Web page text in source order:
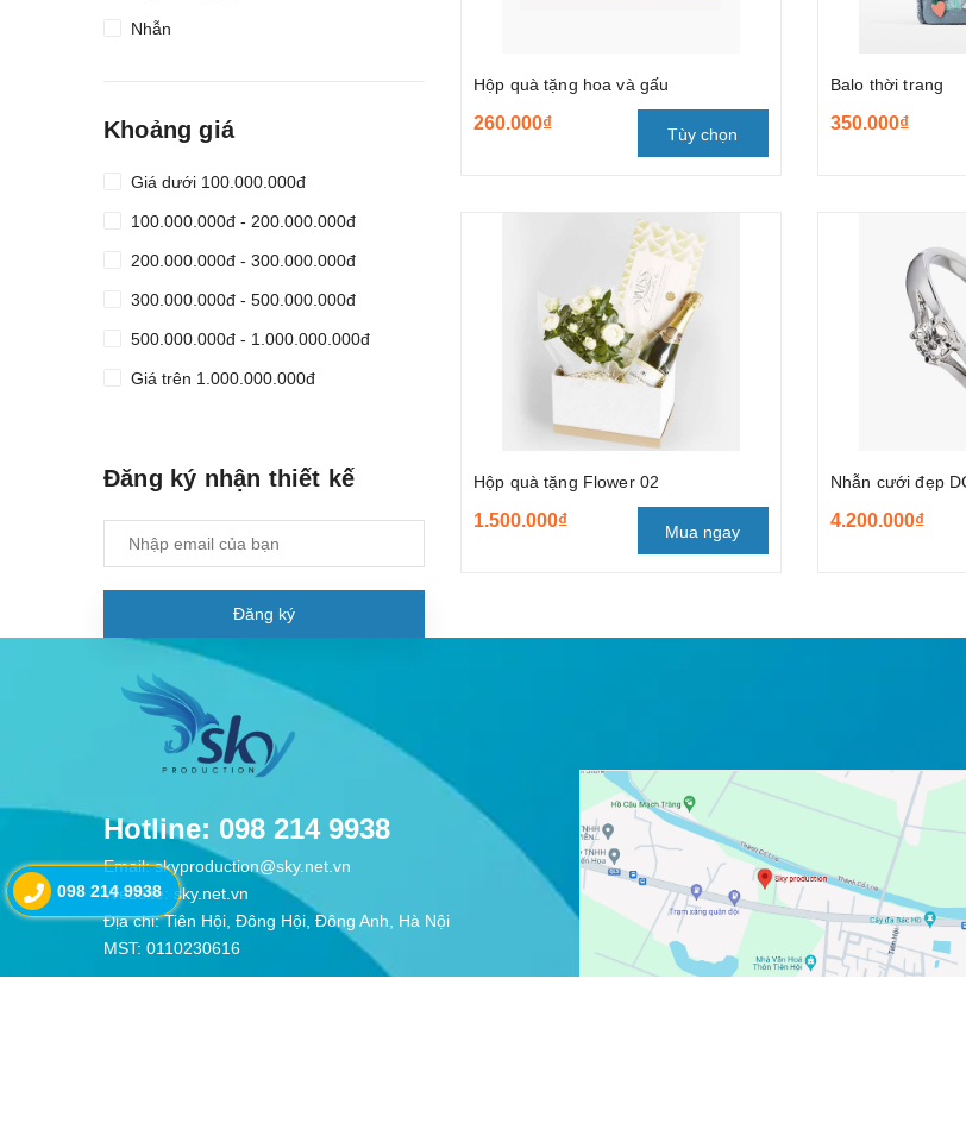
Nhẫn
Khoảng giá
Giá dưới 100.000.000đ
100.000.000đ - 200.000.000đ
200.000.000đ - 300.000.000đ
300.000.000đ - 500.000.000đ
500.000.000đ - 1.000.000.000đ
Giá trên 1.000.000.000đ
Đăng ký nhận thiết kế
Đăng ký
Hộp quà tặng hoa và gấu
260.000₫
Tùy chọn
Balo thời trang
350.000₫
Hộp quà tặng Flower 02
1.500.000₫
Mua ngay
Nhẫn cưới đẹp
4.200.000₫
Hotline: 098 214 9938
Email: skyproduction@sky.net.vn
Website: sky.net.vn
Địa chỉ: Tiên Hội, Đông Hội, Đông Anh, Hà Nội
MST: 0110230616
098 214 9938